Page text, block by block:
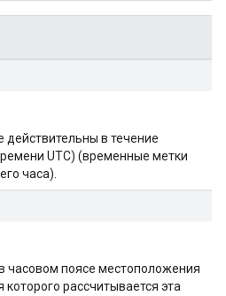
действительны в течение
UTC) (временные метки
часа).
часовом поясе местоположения
рассчитывается эта